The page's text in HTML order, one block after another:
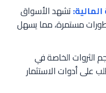
تشهد الأسواق
مستمرة، مما يسهل
الثروات الخاصة في
على أدوات الاستثمار